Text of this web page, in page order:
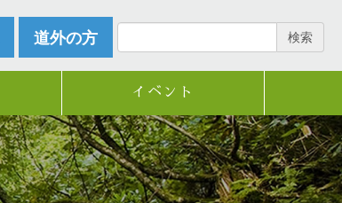
道外の方 検索
イベント